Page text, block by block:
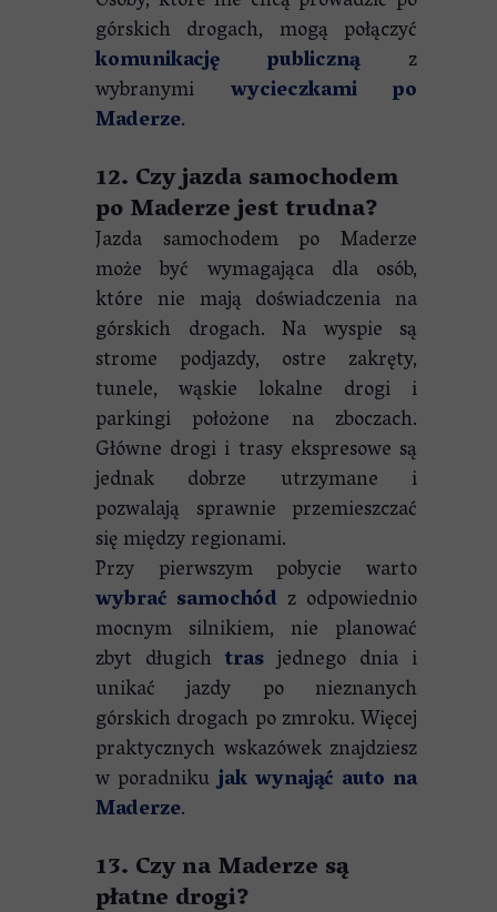
górskich drogach, mogą połączyć
komunikację publiczną z
wybranymi wycieczkami po
Maderze.
12. Czy jazda samochodem
po Maderze jest trudna?
Jazda samochodem po Maderze
może być wymagająca dla osób,
które nie mają doświadczenia na
górskich drogach. Na wyspie są
strome podjazdy, ostre zakręty,
tunele, wąskie lokalne drogi i
parkingi położone na zboczach.
Główne drogi i trasy ekspresowe są
jednak dobrze utrzymane i
pozwalają sprawnie przemieszczać
się między regionami.
Przy pierwszym pobycie warto
wybrać samochód z odpowiednio
mocnym silnikiem, nie planować
zbyt długichtras jednego dnia i
unikać jazdy po nieznanych
górskich drogach po zmroku. Więcej
praktycznych wskazówek znajdziesz
w poradnikujak wynająć auto na
Maderze.
13. Czy na Maderze są
płatne drogi?